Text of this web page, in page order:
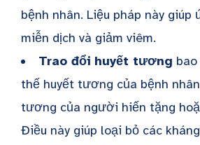
bệnh nhân. Liệu pháp này giúp
miễn dịch và giảm viêm.
Trao đổi huyết tương
thế huyết tương của bệnh
tương của người hiến tặng
Điều này giúp loại bỏ các